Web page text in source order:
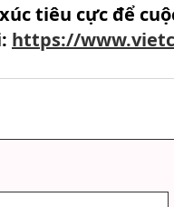
tiêu cực để
https://